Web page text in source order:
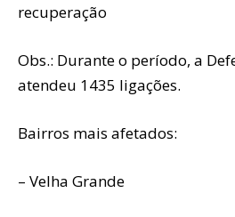
recuperação
Obs.: Durante o período, a
atendeu 1435 ligações.
Bairros mais afetados:
– Velha Grande